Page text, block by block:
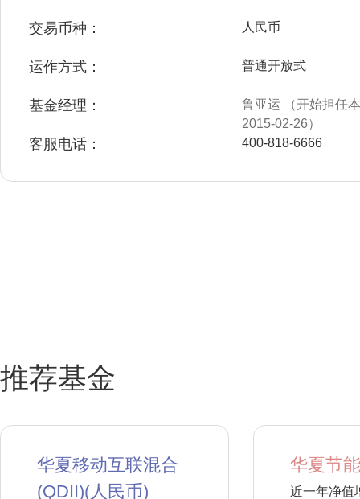
交易币种： 人民币
运作方式： 普通开放式
基金经理：
鲁亚运 （开始担任
2015-02-26）
客服电话： 400-818-6666
推荐基金
华夏移动互联混合
(QDII)(人民币)
华夏节
近一年净值